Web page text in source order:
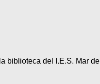
biblioteca del I.E.S. Mar